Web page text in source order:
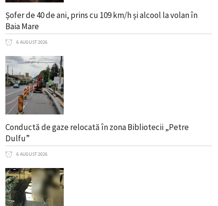
Șofer de 40 de ani, prins cu 109 km/h și alcool la volan în
Baia Mare
6 AUGUST 2026
Conductă de gaze relocată în zona Bibliotecii „Petre
Dulfu”
6 AUGUST 2026